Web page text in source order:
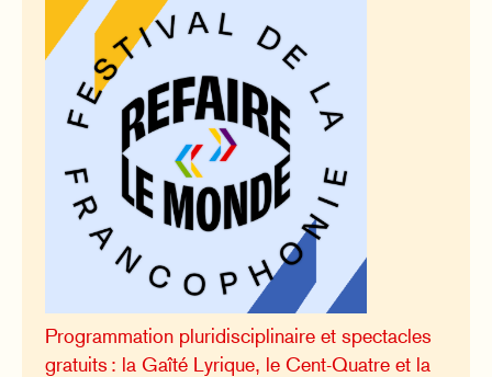
Programmation pluridisciplinaire et spectacles
gratuits : la Gaîté Lyrique, le Cent-Quatre et la